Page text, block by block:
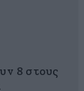
8 στους